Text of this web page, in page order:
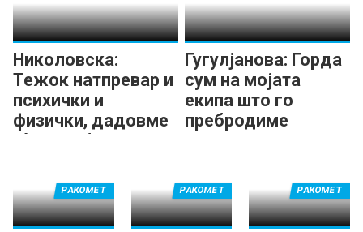
Николовска:
Тежок натпревар и
психички и
физички, дадовме
сè од себе
Гугулјанова: Горда
сум на мојата
екипа што го
пребродиме
трофеј!
РАКОМЕТ РАКОМЕТ РАКОМЕТ